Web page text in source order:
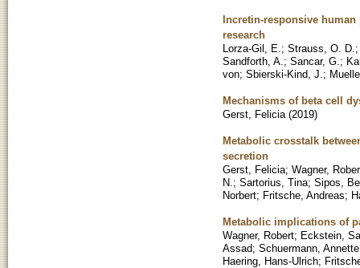
Incretin-responsive
research
Lorza-Gil, E. ; Strauss, O. D.
Sandforth, A. ; Sancar, G. ;
von; Sbierski-Kind, J. ;
Mechanisms of beta cell
Gerst, Felicia (2019)
Metabolic crosstalk
secretion
Gerst, Felicia; Wagner,
N. ; Sartorius, Tina; Sipos,
Norbert; Fritsche, Andreas;
Metabolic implications of
Wagner, Robert; Eckstein,
Assad; Schuermann, Annette
Haering, Hans-Ulrich;